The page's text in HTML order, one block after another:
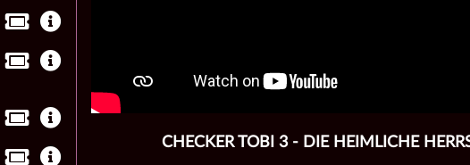
CHECKER TOBI 3 - DIE HEIMLICHE